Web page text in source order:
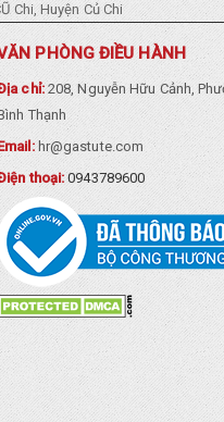
Chi, Huyện Củ Chi
PHÒNG ĐIỀU HÀNH
chỉ:208, Nguyễn Hữu Cảnh,
Thạnh
hr@gastute.com
thoại:0943789600